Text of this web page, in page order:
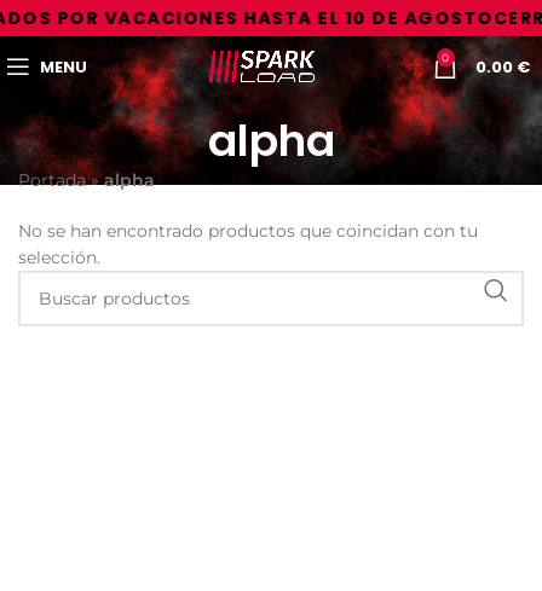
POR VACACIONES HASTA EL 10 DE AGOSTO
MENU 0 0.00€
alpha
Portada»alpha
No se han encontrado productos que coincidan con tu
selección.